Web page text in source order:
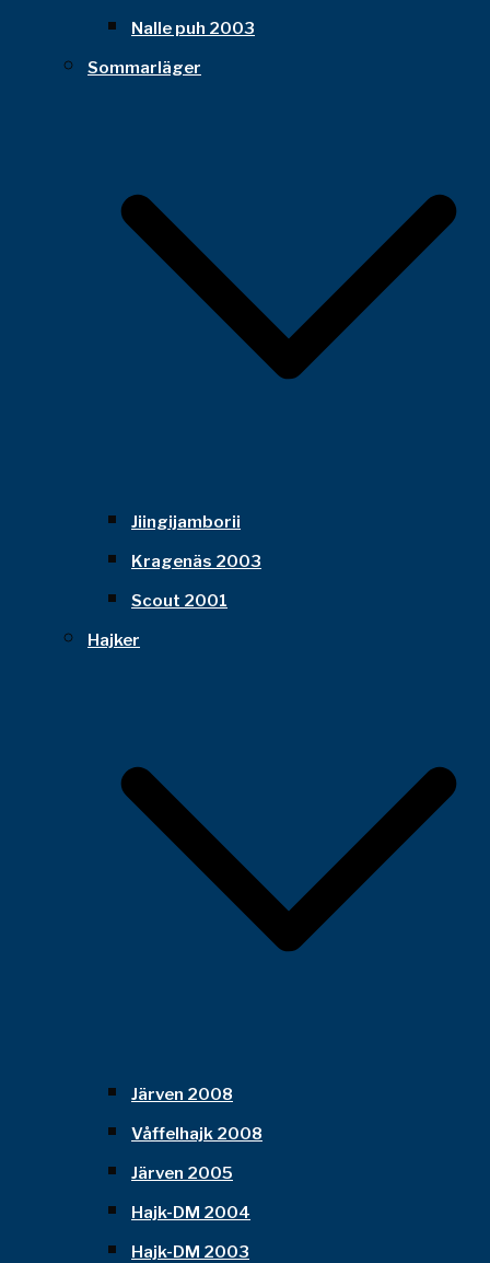
Nalle puh 2003
Sommarläger
Jiingijamborii
Kragenäs 2003
Scout 2001
Hajker
Järven 2008
Våffelhajk 2008
Järven 2005
Hajk-DM 2004
Hajk-DM 2003